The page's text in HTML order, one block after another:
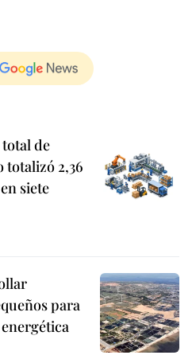
de
totalizó 2,36
siete
para